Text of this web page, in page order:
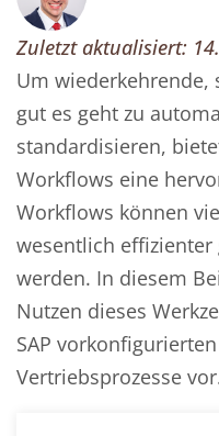
Zuletzt aktualisiert:
Um wiederkehrende,
gut es geht zu
standardisieren,
Workflows eine
Workflows können
wesentlich
werden. In diesem
Nutzen dieses
SAP
Vertriebsprozesse